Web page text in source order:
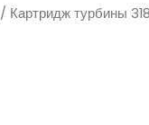
/ Картридж турбины